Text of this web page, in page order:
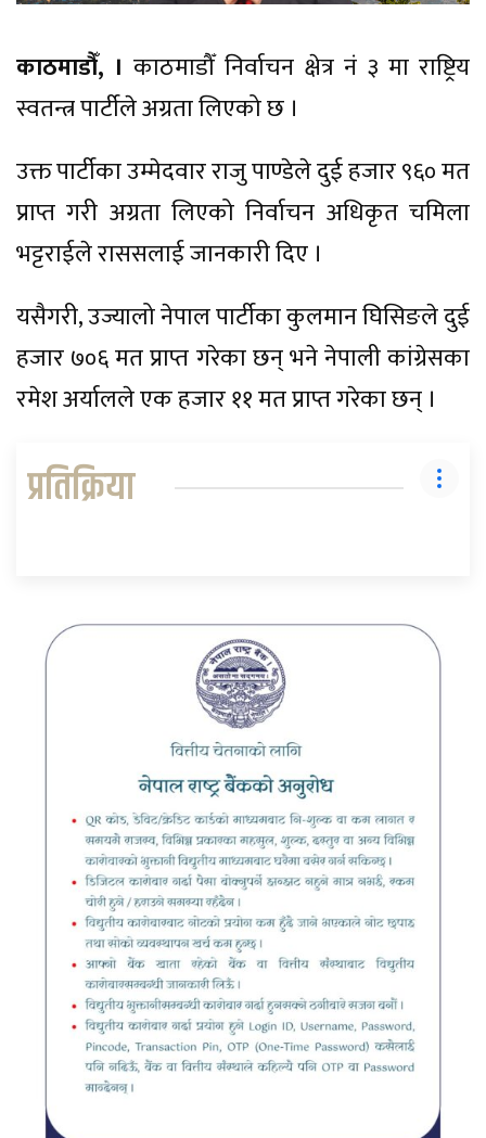
काठमाडौँ, । काठमाडौँ निर्वाचन क्षेत्र नं ३ मा राष्ट्रिय
स्वतन्त्र पार्टीले अग्रता लिएको छ ।
उक्त पार्टीका उम्मेदवार राजु पाण्डेले दुई हजार ९६० मत
प्राप्त गरी अग्रता लिएको निर्वाचन अधिकृत चमिला
भट्टराईले राससलाई जानकारी दिए ।
यसैगरी, उज्यालो नेपाल पार्टीका कुलमान घिसिङले दुई
हजार ७०६ मत प्राप्त गरेका छन् भने नेपाली कांग्रेसका
रमेश अर्यालले एक हजार ११ मत प्राप्त गरेका छन् ।
प्रतिक्रिया